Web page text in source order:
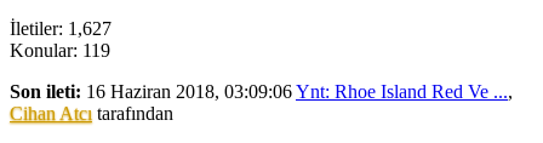
İletiler: 1,627
Konular: 119
Son ileti: 16 Haziran 2018, 03:09:06Ynt: Rhoe Island Red Ve ...,
Cihan Atcı tarafından